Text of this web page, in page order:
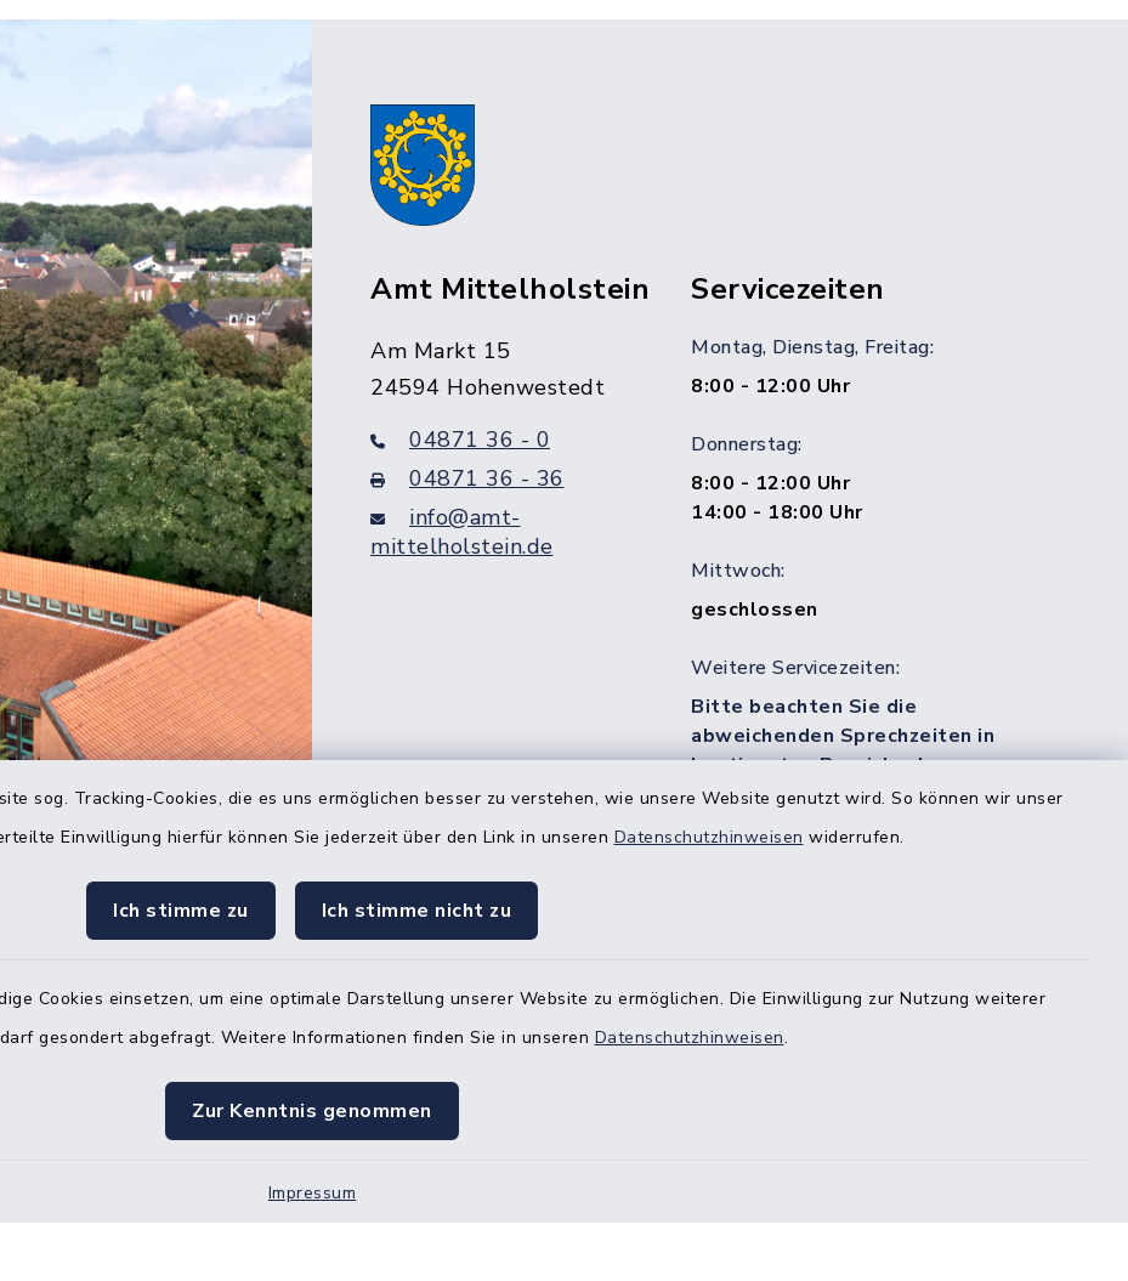
sog. Tracking-Cookies, die es uns ermöglichen besser zu verstehen, wie unsere Website genutzt wird. So können wir unser
Einwilligung hierfür können Sie jederzeit über den Link in unseren Datenschutzhinweisen widerrufen.
Ich stimme zu Ich stimme nicht zu
Cookies einsetzen, um eine optimale Darstellung unserer Website zu ermöglichen. Die Einwilligung zur Nutzung weiterer
gesondert abgefragt. Weitere Informationen finden Sie in unseren Datenschutzhinweisen.
Zur Kenntnis genommen
Impressum
Amt Mittelholstein
Am Markt 15
24594 Hohenwestedt
04871 36 - 0
04871 36 - 36
info@amt-
mittelholstein.de
Servicezeiten
Montag, Dienstag, Freitag:
8:00 - 12:00 Uhr
Donnerstag:
8:00 - 12:00 Uhr
14:00 - 18:00 Uhr
Mittwoch:
geschlossen
Weitere Servicezeiten:
Bitte beachten Sie die
abweichenden Sprechzeiten in
bestimmten Bereichen!
Quicklinks
Bürgerbüro Aukrug
Hademarschen
KFZ-Zulassungsbehörde